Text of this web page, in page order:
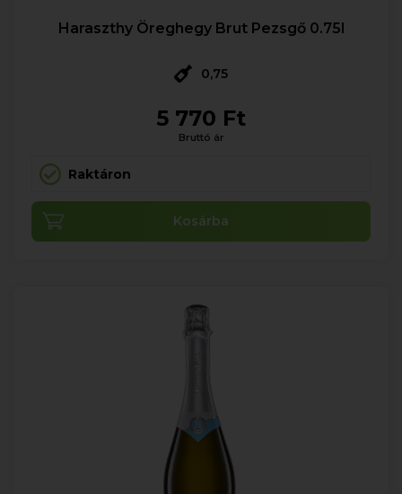
Haraszthy Öreghegy Brut Pezsgő 0.75l
0,75
5 770 Ft
Bruttó ár
Raktáron
Kosárba